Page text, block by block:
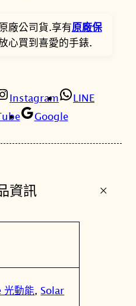
。
。
廠公司貨.享有原廠保
心買到喜愛的手錶.
Instagram
LINE
Google
資訊 +
動能,Solar